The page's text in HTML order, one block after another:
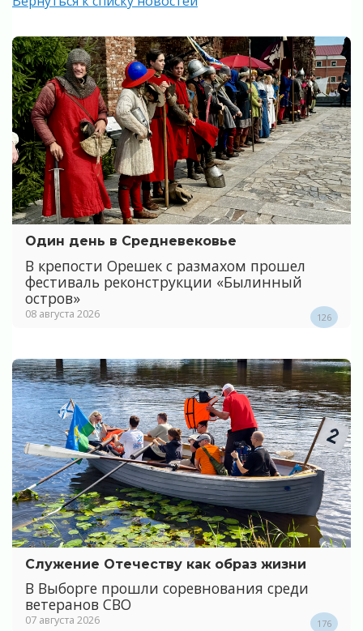
Один день в Средневековье
В крепости Орешек с размахом прошел
фестиваль реконструкции «Былинный
остров»
08 августа 2026 126
Служение Отечеству как образ жизни
В Выборге прошли соревнования среди
ветеранов СВО
07 августа 2026 176